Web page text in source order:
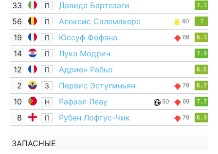
33 П Давиде Бартезаги 7.3
56 П Алексис Салемакерс 90' 7
19 П Юссуф Фофана 69' 6.3
14 П Лука Модрич 7.9
12 П Адриен Рабьо 6.6
2 З Первис Эступиньян 79' 6.7
10 Н Рафаэл Леау 50' 69' 7.7
8 П Рубен Лофтус-Чик 79' 6.9
ЗАПАСНЫЕ